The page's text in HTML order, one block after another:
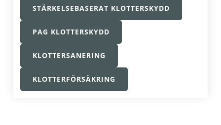
STÄRKELSEBASERAT KLOTTERSKYDD
PAG KLOTTERSKYDD
KLOTTERSANERING
KLOTTERFÖRSÄKRING